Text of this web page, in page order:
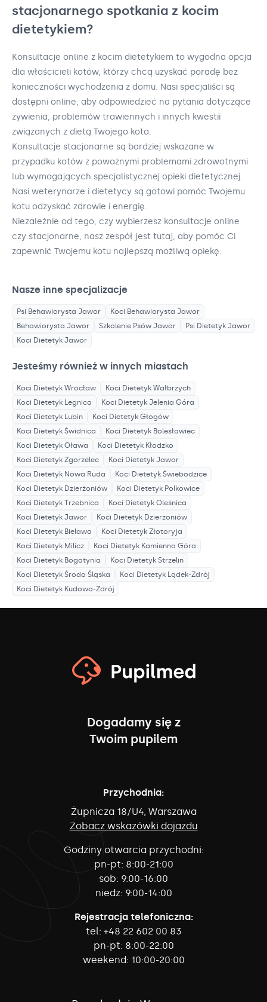
stacjonarnego spotkania z kocim
dietetykiem?
Konsultacje online z kocim dietetykiem to wygodna opcja
dla właścicieli kotów, którzy chcą uzyskać poradę bez
konieczności wychodzenia z domu. Nasi specjaliści są
dostępni online, aby odpowiedzieć na pytania dotyczące
żywienia, problemów trawiennych i innych kwestii
związanych z dietą Twojego kota.
Konsultacje stacjonarne są bardziej wskazane w
przypadku kotów z poważnymi problemami zdrowotnymi
lub wymagających specjalistycznej opieki dietetycznej.
Nasi weterynarze i dietetycy są gotowi pomóc Twojemu
kotu odzyskać zdrowie i energię.
Niezależnie od tego, czy wybierzesz konsultacje online
czy stacjonarne, nasz zespół jest tutaj, aby pomóc Ci
zapewnić Twojemu kotu najlepszą możliwą opiekę.
Nasze inne specjalizacje
Psi Behawiorysta Jawor Koci Behawiorysta Jawor
Behawiorysta Jawor Szkolenie Psów Jawor Psi Dietetyk Jawor
Koci Dietetyk Jawor
Jesteśmy również w innych miastach
Koci Dietetyk Wrocław Koci Dietetyk Wałbrzych
Koci Dietetyk Legnica Koci Dietetyk Jelenia Góra
Koci Dietetyk Lubin Koci Dietetyk Głogów
Koci Dietetyk Świdnica Koci Dietetyk Bolesławiec
Koci Dietetyk Oława Koci Dietetyk Kłodzko
Koci Dietetyk Zgorzelec Koci Dietetyk Jawor
Koci Dietetyk Nowa Ruda Koci Dietetyk Świebodzice
Koci Dietetyk Dzierżoniów Koci Dietetyk Polkowice
Koci Dietetyk Trzebnica Koci Dietetyk Oleśnica
Koci Dietetyk Jawor Koci Dietetyk Dzierżoniów
Koci Dietetyk Bielawa Koci Dietetyk Złotoryja
Koci Dietetyk Milicz Koci Dietetyk Kamienna Góra
Koci Dietetyk Bogatynia Koci Dietetyk Strzelin
Koci Dietetyk Środa Śląska Koci Dietetyk Lądek-Zdrój
Koci Dietetyk Kudowa-Zdrój
Dogadamy się z
Twoim pupilem
Przychodnia:
Żupnicza 18/U4, Warszawa
Zobacz wskazówki dojazdu
Godziny otwarcia przychodni:
pn-pt: 8:00-21:00
sob: 9:00-16:00
niedz: 9:00-14:00
Rejestracja telefoniczna:
tel: +48 22 602 00 83
pn-pt: 8:00-22:00
weekend: 10:00-20:00